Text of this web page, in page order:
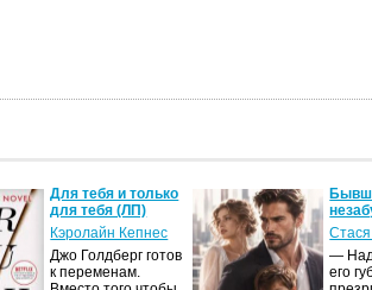
Для тебя и только
для тебя (ЛП)
Кэролайн Кепнес
Джо Голдберг готов
к переменам.
—
его